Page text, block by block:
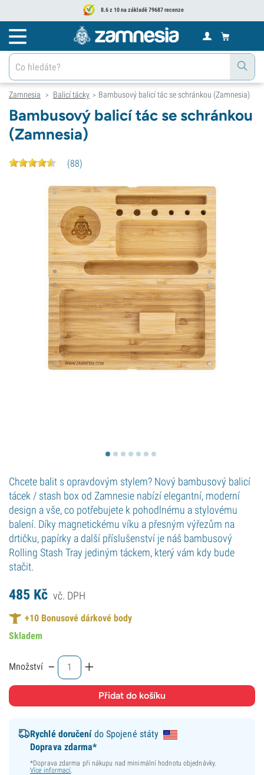
8.6 z 10 na základě 79687 recenze
Zamnesia > Balicí tácky > Bambusový balicí tác se schránkou (Zamnesia)
Bambusový balicí tác se schránkou
(Zamnesia)
(88)
Chcete balit s opravdovým stylem? Nový bambusový balicí
tácek / stash box od Zamnesie nabízí elegantní, moderní
design a vše, co potřebujete k pohodlnému a stylovému
balení. Díky magnetickému víku a přesným výřezům na
drtičku, papírky a další příslušenství je náš bambusový
Rolling Stash Tray jediným táckem, který vám kdy bude
stačit.
485 Kč vč. DPH
+10 Bonusové dárkové body
Skladem
Množství - +
Rychlé doručenído Spojené státy
Doprava zdarma*
*Doprava zdarma při nákupu nad minimální hodnotu objednávky.
Více informací.